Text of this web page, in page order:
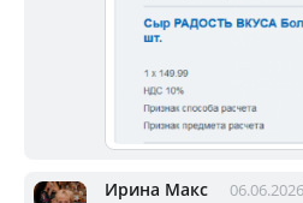
Ирина Макс